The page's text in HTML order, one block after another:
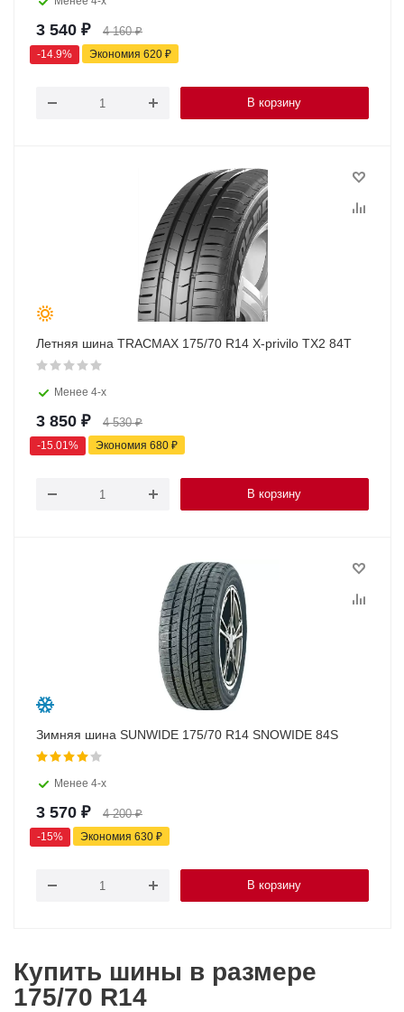
3 540 ₽ 4 160₽
-14.9% Экономия 620 ₽
В корзину
Летняя шина TRACMAX 175/70 R14 X-privilo TX2 84T
Менее 4-х
3 850 ₽ 4 530₽
-15.01% Экономия 680 ₽
В корзину
Зимняя шина SUNWIDE 175/70 R14 SNOWIDE 84S
Менее 4-х
3 570 ₽ 4 200₽
-15% Экономия 630 ₽
В корзину
Купить шины в размере
175/70 R14